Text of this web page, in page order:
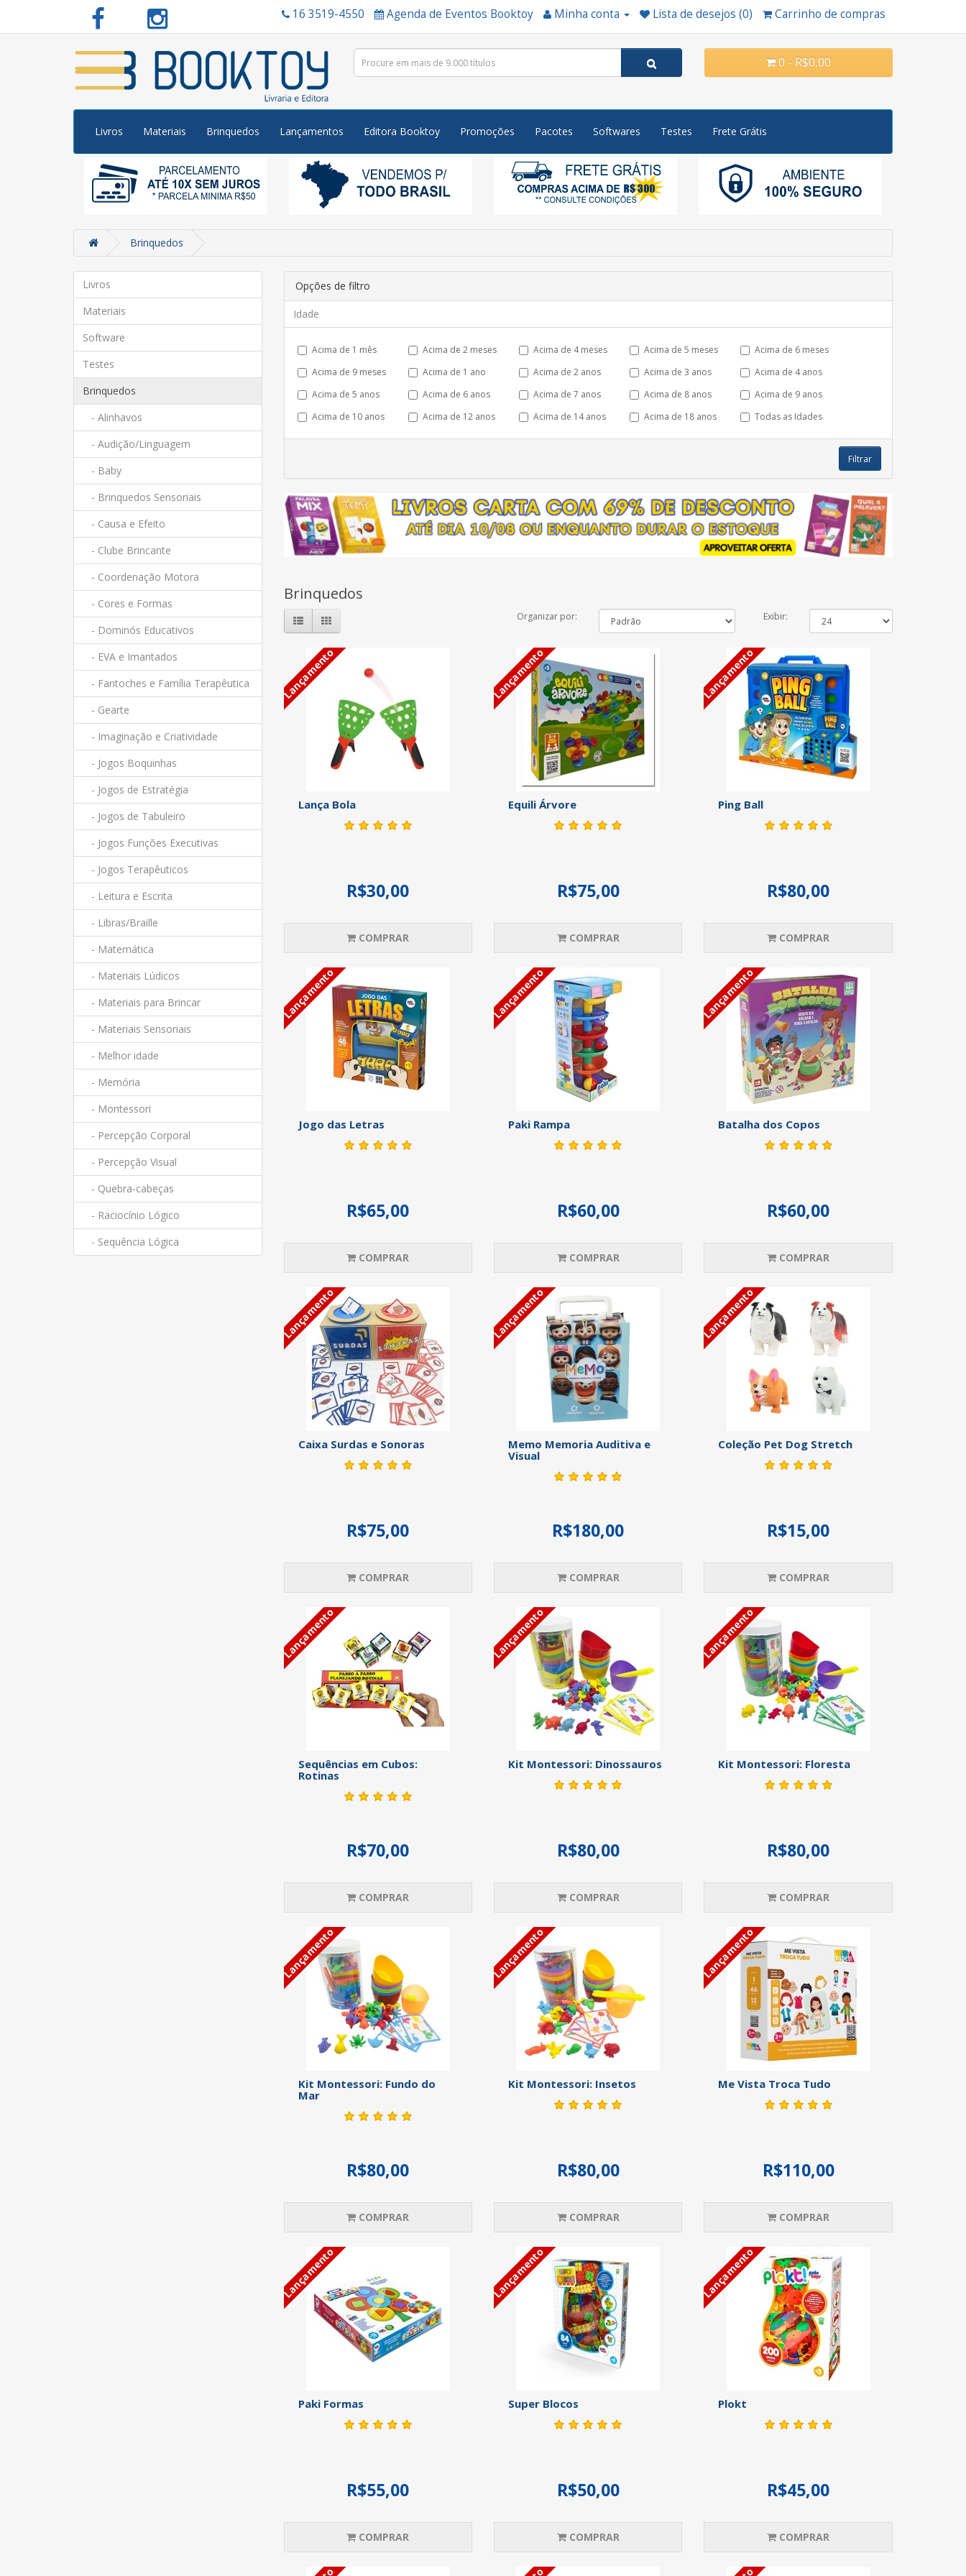
16 3519-4550 Agenda de Eventos Booktoy Minha conta Lista de desejos (0) Carrinho de compras
0 - R$0,00
Livros Materiais Brinquedos Lançamentos Editora Booktoy Promoções Pacotes Softwares Testes Frete Grátis
Brinquedos
Livros
Materiais
Software
Testes
Brinquedos
- Alinhavos
- Audição/Linguagem
- Baby
- Brinquedos Sensoriais
- Causa e Efeito
- Clube Brincante
- Coordenação Motora
- Cores e Formas
- Dominós Educativos
- EVA e Imantados
- Fantoches e Família Terapêutica
- Gearte
- Imaginação e Criatividade
- Jogos Boquinhas
- Jogos de Estratégia
- Jogos de Tabuleiro
- Jogos Funções Executivas
- Jogos Terapêuticos
- Leitura e Escrita
- Libras/Braille
- Matemática
- Materiais Lúdicos
- Materiais para Brincar
- Materiais Sensoriais
- Melhor idade
- Memória
- Montessori
- Percepção Corporal
- Percepção Visual
- Quebra-cabeças
- Raciocínio Lógico
- Sequência Lógica
Opções de filtro
Idade
Acima de 1 mês Acima de 2 meses Acima de 4 meses Acima de 5 meses
Acima de 6 meses
Acima de 9 meses
Acima de 1 ano Acima de 2 anos Acima de 3 anos
Acima de 4 anos
Acima de 5 anos
Acima de 6 anos Acima de 7 anos Acima de 8 anos
Acima de 9 anos
Acima de 10 anos
Acima de 12 anos Acima de 14 anos Acima de 18 anos Todas as Idades
Filtrar
Brinquedos
Organizar por: Exibir:
Lançamento
Lança Bola
R$30,00
COMPRAR
Lançamento
Equili Árvore
R$75,00
COMPRAR
Lançamento
Ping Ball
R$80,00
COMPRAR
Lançamento
Jogo das Letras
R$65,00
COMPRAR
Lançamento
Paki Rampa
R$60,00
COMPRAR
Lançamento
Batalha dos Copos
R$60,00
COMPRAR
Lançamento
Caixa Surdas e Sonoras
R$75,00
COMPRAR
Lançamento
Memo Memoria Auditiva e
Visual
R$180,00
COMPRAR
Lançamento
Coleção Pet Dog Stretch
R$15,00
COMPRAR
Lançamento
Sequências em Cubos:
Rotinas
R$70,00
COMPRAR
Lançamento
Kit Montessori: Dinossauros
R$80,00
COMPRAR
Lançamento
Kit Montessori: Floresta
R$80,00
COMPRAR
Lançamento
Kit Montessori: Fundo do
Mar
R$80,00
COMPRAR
Lançamento
Kit Montessori: Insetos
R$80,00
COMPRAR
Lançamento
Me Vista Troca Tudo
R$110,00
COMPRAR
Lançamento
Paki Formas
R$55,00
COMPRAR
Lançamento
Super Blocos
R$50,00
COMPRAR
Lançamento
Plokt
R$45,00
COMPRAR